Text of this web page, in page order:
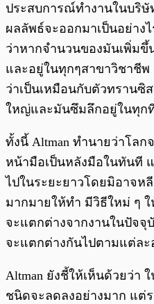
ประสบการณ์ทำงานในบริ
ผลลัพธ์จะออกมาเป็นอย่าง
ว่าหากจำนวนของมันเพิ่มขึ้
และอยู่ในทุกๆสาขาวิชาชีพ
ว่าเป็นเหมือนกับตัวทรานซิ
ใหญ่และมันซึมลึกอยู่ในทุก
ทั้งนี้ Altman ทำนายว่าโล
หน้ามือเป็นหลังมือในทันที
ไปในระยะยาวโดยมิอาจห
มากมายให้ทำ มีวิธีใหม่ ๆ
จะแตกต่างจากงานในปัจจุ
จะแตกต่างกันไปตามแต่ล
Altman ยังชี้ให้เห็นด้วยว่า
ชนิดจะลดลงอย่างมาก แต่